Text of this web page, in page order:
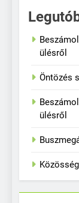
ülésről
Öntözés
ülésről